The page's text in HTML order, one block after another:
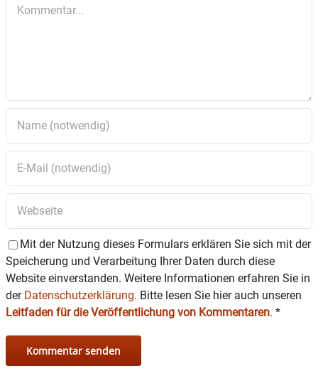
der Mehrzweckhalle.
Mit der Nutzung dieses Formulars erklären Sie sich mit der
Speicherung und Verarbeitung Ihrer Daten durch diese
Website einverstanden. Weitere Informationen erfahren Sie in
der Datenschutzerklärung. Bitte lesen Sie hier auch unseren
Leitfaden für die Veröffentlichung von Kommentaren. *